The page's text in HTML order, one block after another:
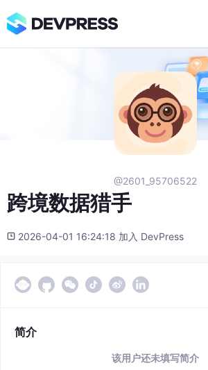
@2601_95706522
跨境数据猎手
2026-04-01 16:24:18 加入 DevPress
简介
该用户还未填写简介